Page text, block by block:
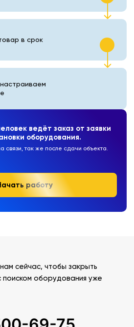
ведёт заказ от заявки
оборудования.
связи, так же после сдачи объекта.
работу
в срок
сейчас, чтобы закрыть
поиском оборудования уже